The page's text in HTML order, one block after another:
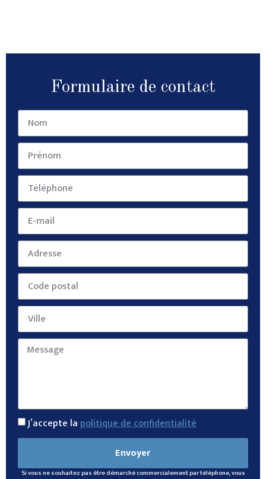
Formulaire de contact
J’accepte la politique de confidentialité
Envoyer
Si vous ne souhaitez pas être démarché commercialement par téléphone, vous